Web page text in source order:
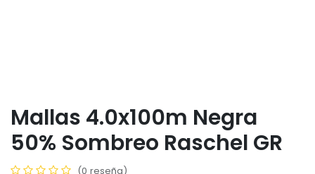
Mallas 4.0x100m Negra
50% Sombreo Raschel GR
(0 reseña)